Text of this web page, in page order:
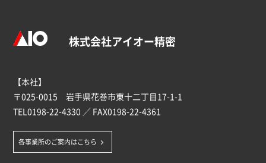
株式会社アイオー精密
【本社】
〒025-0015 岩手県花巻市東十二丁目17-1-1
TEL0198-22-4330 ／ FAX0198-22-4361
各事業所のご案内はこちら